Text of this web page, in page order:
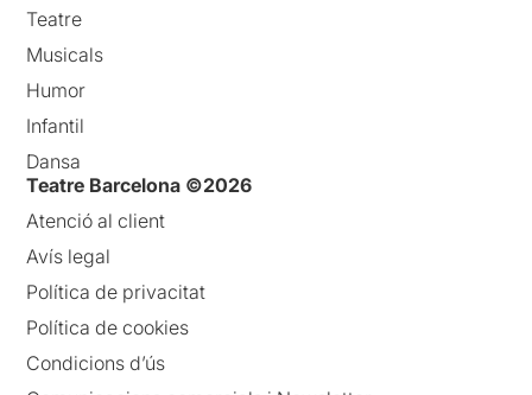
Teatre
Musicals
Humor
Infantil
Dansa
Teatre Barcelona ©2026
Atenció al client
Avís legal
Política de privacitat
Política de cookies
Condicions d’ús